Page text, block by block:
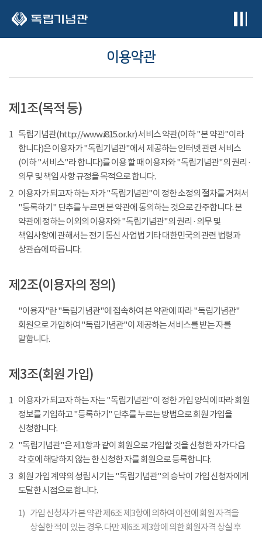
이용약관
제1조(목적 등)
1 독립기념관(http://www.i815.or.kr) 서비스 약관(이하 "본 약관"이라
합니다)은 이용자가 "독립기념관"에서 제공하는 인터넷 관련 서비스
(이하 "서비스"라 합니다)를 이용 할 때 이용자와 "독립기념관"의 권리 ·
의무 및 책임 사항 규정을 목적으로 합니다.
2 이용자가 되고자 하는 자가 "독립기념관"이 정한 소정의 절차를 거쳐서
"등록하기" 단추를 누르면 본 약관에 동의하는 것으로 간주합니다. 본
약관에 정하는 이외의 이용자와 "독립기념관"의 권리 · 의무 및
책임사항에 관해서는 전기 통신 사업법 기타 대한민국의 관련 법령과
상관습에 따릅니다.
제2조(이용자의 정의)
"이용자"란 "독립기념관"에 접속하여 본 약관에 따라 "독립기념관"
회원으로 가입하여 "독립기념관"이 제공하는 서비스를 받는 자를
말합니다.
제3조(회원 가입)
1 이용자가 되고자 하는 자는 "독립기념관"이 정한 가입 양식에 따라 회원
정보를 기입하고 "등록하기" 단추를 누르는 방법으로 회원 가입을
신청합니다.
2 "독립기념관"은 제1항과 같이 회원으로 가입할 것을 신청한 자가 다음
각 호에 해당하지 않는 한 신청한 자를 회원으로 등록합니다.
3 회원 가입 계약의 성립 시기는 "독립기념관"의 승낙이 가입 신청자에게
도달한 시점으로 합니다.
1) 가입 신청자가 본 약관 제6조 제3항에 의하여 이전에 회원 자격을
상실한 적이 있는 경우. 다만 제6조 제3항에 의한 회원자격 상실 후